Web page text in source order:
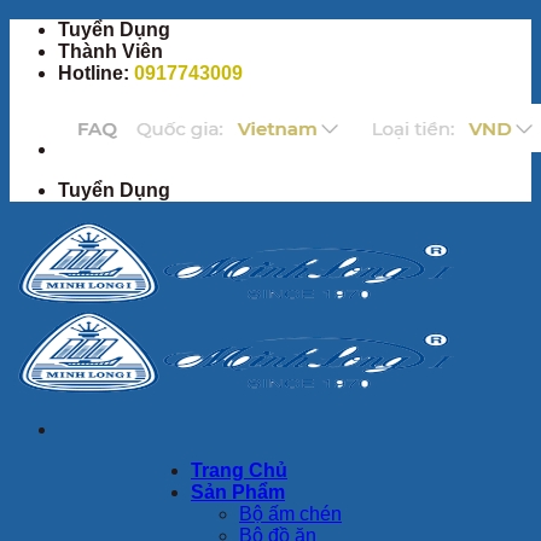
qua
Tuyển Dụng
Thành Viên
Hotline: 0917743009
Tuyển Dụng
Trang Chủ
Sản Phẩm
Bộ ấm chén
Bộ đồ ăn